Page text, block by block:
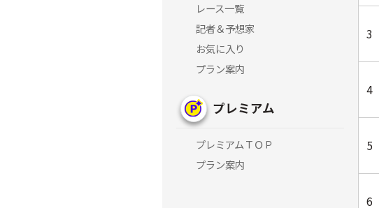
レース一覧
記者＆予想家
お気に入り
プラン案内
プレミアム
プレミアムＴＯＰ
プラン案内
3
4
5
6